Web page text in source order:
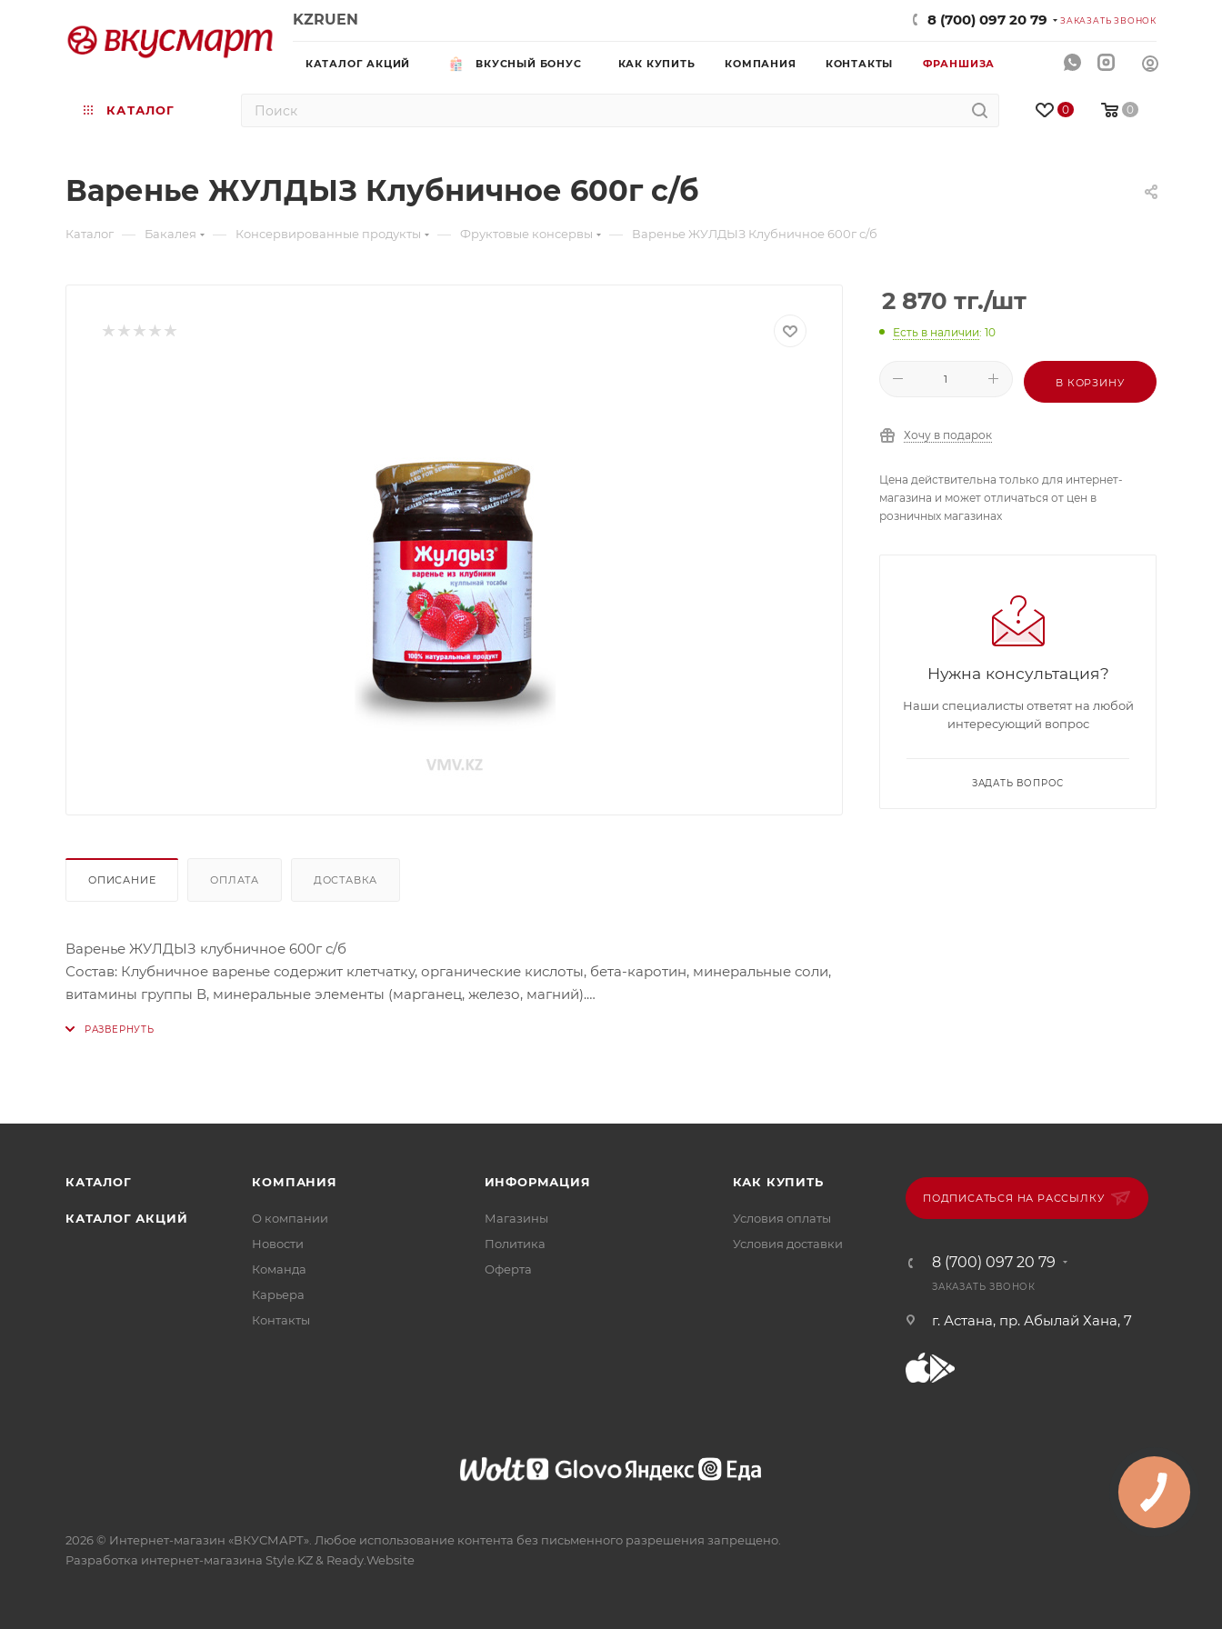
KZRUEN 8 (700) 097 20 79 ЗАКАЗАТЬ ЗВОНОК
КАТАЛОГ АКЦИЙ ВКУСНЫЙ БОНУС КАК КУПИТЬ КОМПАНИЯ КОНТАКТЫ ФРАНШИЗА
0 0
КАТАЛОГ
Варенье ЖУЛДЫЗ Клубничное 600г с/б
Каталог — Бакалея — Консервированные продукты — Фруктовые консервы — Варенье ЖУЛДЫЗ Клубничное 600г с/б
ОПИСАНИЕ ОПЛАТА ДОСТАВКА
Варенье ЖУЛДЫЗ клубничное 600г с/б
Состав: Клубничное варенье содержит клетчатку, органические кислоты, бета-каротин, минеральные соли,
витамины группы В, минеральные элементы (марганец, железо, магний).
2 870 тг./шт
Есть в наличии: 10
В КОРЗИНУ
Хочу в подарок
Цена действительна только для интернет-
магазина и может отличаться от цен в
розничных магазинах
Нужна консультация?
Наши специалисты ответят на любой
интересующий вопрос
ЗАДАТЬ ВОПРОС
КАТАЛОГ
КАТАЛОГ АКЦИЙ
КОМПАНИЯ
О компании
Новости
Команда
Карьера
Контакты
ИНФОРМАЦИЯ
Магазины
Политика
Офертa
КАК КУПИТЬ
Условия оплаты
Условия доставки
ПОДПИСАТЬСЯ НА РАССЫЛКУ
8 (700) 097 20 79
ЗАКАЗАТЬ ЗВОНОК
г. Астана, пр. Абылай Хана, 7
2026 © Интернет-магазин «ВКУСМАРТ». Любое использование контента без письменного разрешения запрещено.
Разработка интернет-магазина Style.KZ& Ready.Website